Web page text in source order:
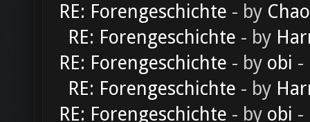
RE: Forengeschichte - by
RE: Forengeschichte - by
RE: Forengeschichte - by obi -
RE: Forengeschichte - by
RE: Forengeschichte - by obi -